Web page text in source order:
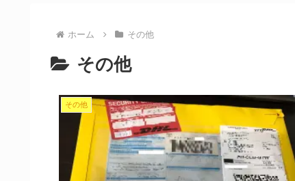
ホーム その他
その他
その他